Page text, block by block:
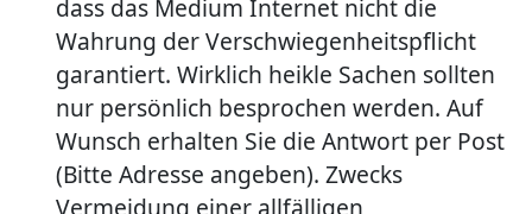
dass das Medium Internet nicht die
Wahrung der Verschwiegenheitspflicht
garantiert. Wirklich heikle Sachen sollten
nur persönlich besprochen werden. Auf
Wunsch erhalten Sie die Antwort per Post
(Bitte Adresse angeben). Zwecks
Vermeidung einer allfälligen